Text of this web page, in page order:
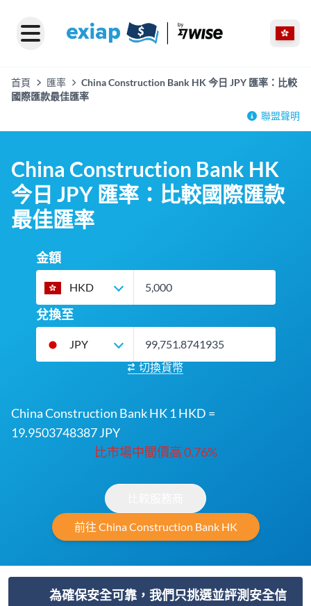
首頁 匯率
China Construction Bank HK 今日 JPY 匯率：比較
國際匯款最佳匯率
聯盟聲明
China Construction Bank HK
今日 JPY 匯率：比較國際匯款
最佳匯率
金額
HKD
兌換至
JPY
切換貨幣
China Construction Bank HK 1 HKD =
19.9503748387 JPY
比市場中間價高 0.76%
前往 China Construction Bank HK
為確保安全可靠，我們只挑選並評測安全信